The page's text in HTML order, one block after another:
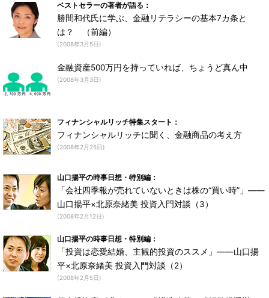
ベストセラーの著者が語る：
勝間和代氏に学ぶ、金融リテラシーの基本7カ条と
は？ （前編）
(2008年3月5日)
金融資産500万円を持っていれば、ちょうど真ん中
(2008年3月3日)
フィナンシャルリッチ特集スタート：
フィナンシャルリッチに聞く、金融商品の考え方
(2008年2月25日)
山口揚平の時事日想・特別編：
「会社四季報が売れていないときは株の“買い時”」――
山口揚平×北原奈緒美 投資入門対談（3）
(2008年2月12日)
山口揚平の時事日想・特別編：
「投資は恋愛結婚、主観的投資のススメ」――山口揚
平×北原奈緒美 投資入門対談（2）
(2008年2月5日)